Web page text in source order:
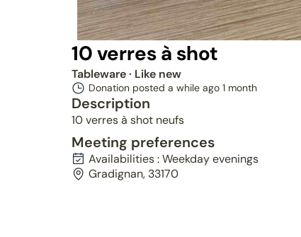
Reserved
10 verres à shot
Tableware· Like new
Donation posted a while ago 1 month
Description
10 verres à shot neufs
Meeting preferences
Availabilities : Weekday evenings
Gradignan, 33170